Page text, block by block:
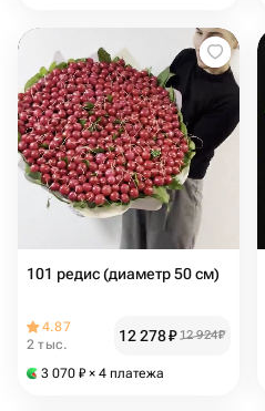
101 редис (диаметр 50 см)
4.87
2 тыс.
12 278₽ 12 924₽
3 070 ₽ × 4 платежа